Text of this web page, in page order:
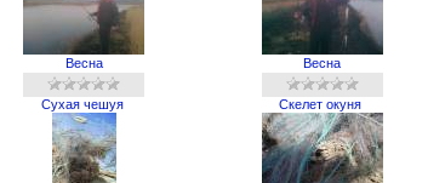
Весна Весна
Сухая чешуя Скелет окуня